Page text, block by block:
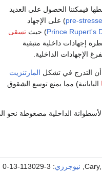
فيمكننا الحصول على العديد
pre-) على الإجهاد
Prince Rupert's) حيث تسقى
إجهادات داخلية متبقية
الإجهادات الداخلية.
أن التدرج في تشكل المارتنزيت
اليابانية) مما يمنع توسع الشقوق
الداخلية مضغوطة نحو
نيوجرزي: Pearson Education. ISBN 0-13-113029-3.